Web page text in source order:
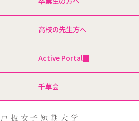
高校の先生方へ
Active Portal
千草会